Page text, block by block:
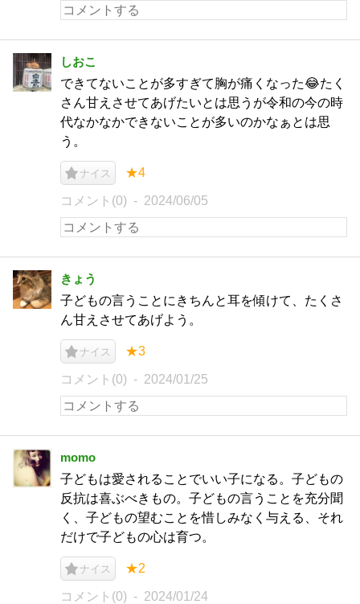
しおこ
できてないことが多すぎて胸が痛くなった😂たく
さん甘えさせてあげたいとは思うが令和の今の時
代なかなかできないことが多いのかなぁとは思
う。
ナイス ★4
コメント(0) 2024/06/05
きょう
子どもの言うことにきちんと耳を傾けて、たくさ
ん甘えさせてあげよう。
ナイス ★3
コメント(0) 2024/01/25
momo
子どもは愛されることでいい子になる。子どもの
反抗は喜ぶべきもの。子どもの言うことを充分聞
く、子どもの望むことを惜しみなく与える、それ
だけで子どもの心は育つ。
ナイス ★2
コメント(0) 2024/01/24